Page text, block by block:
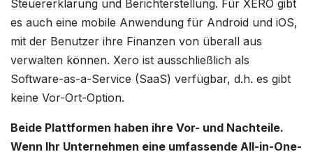
Steuererklärung und Berichterstellung. Für XERO gibt
es auch eine mobile Anwendung für Android und iOS,
mit der Benutzer ihre Finanzen von überall aus
verwalten können. Xero ist ausschließlich als
Software-as-a-Service (SaaS) verfügbar, d.h. es gibt
keine Vor-Ort-Option.
Beide Plattformen haben ihre Vor- und Nachteile.
Wenn Ihr Unternehmen eine umfassende All-in-One-